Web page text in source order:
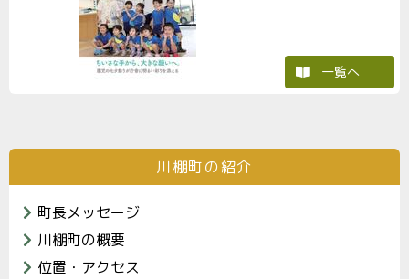
一覧へ
川棚町の紹介
町長メッセージ
川棚町の概要
位置・アクセス